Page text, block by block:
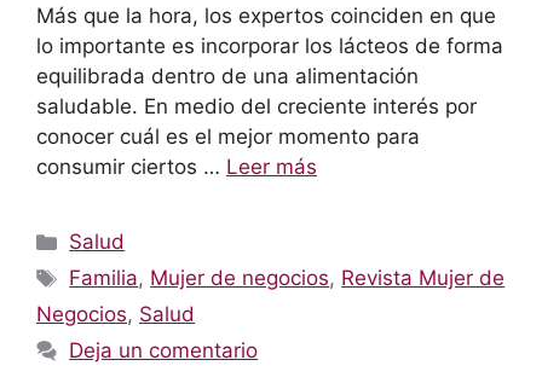
Más que la hora, los expertos coinciden en que
lo importante es incorporar los lácteos de forma
equilibrada dentro de una alimentación
saludable. En medio del creciente interés por
conocer cuál es el mejor momento para
consumir ciertos … Leer más
Categorías
Salud
Etiquetas
Familia, Mujer de negocios, Revista Mujer de
Negocios, Salud
Deja un comentario